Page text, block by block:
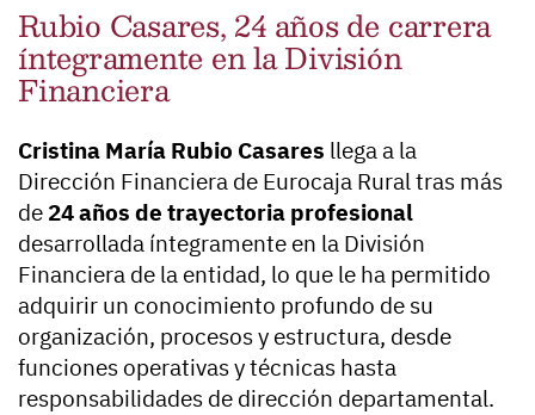
Rubio Casares, 24 años de carrera
íntegramente en la División
Financiera
Cristina María Rubio Casares llega a la
Dirección Financiera de Eurocaja Rural tras más
de 24 años de trayectoria profesional
desarrollada íntegramente en la División
Financiera de la entidad, lo que le ha permitido
adquirir un conocimiento profundo de su
organización, procesos y estructura, desde
funciones operativas y técnicas hasta
responsabilidades de dirección departamental.